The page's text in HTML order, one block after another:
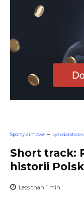
Sporty zimowe Łyżwiarstwo
Short track:
historii
Less than 1 min.